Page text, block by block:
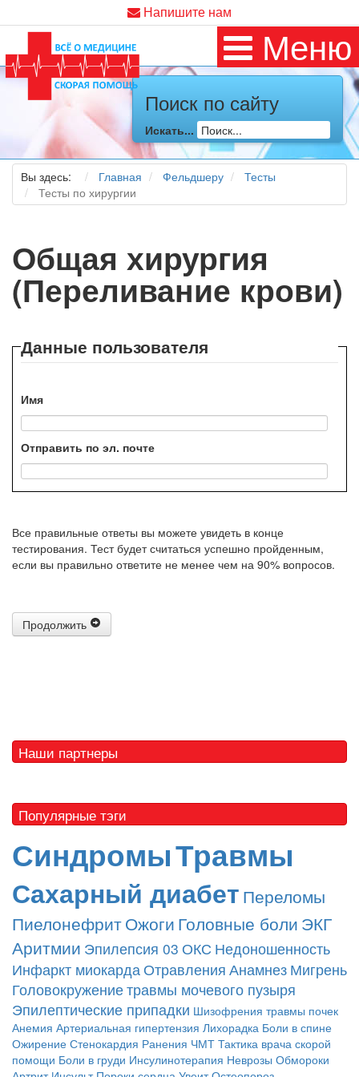
Напишите нам
Меню
Поиск по сайту
Искать...
Вы здесь: Главная Фельдшеру
Тесты
Тесты по хирургии
Общая хирургия
(Переливание крови)
Данные пользователя
Имя
Отправить по эл. почте
Все правильные ответы вы можете увидеть в конце
тестирования. Тест будет считаться успешно пройденным,
если вы правильно ответите не менее чем на 90% вопросов.
Продолжить
Наши партнеры
Популярные тэги
СиндромыТравмы
Сахарный диабет Переломы
ПиелонефритОжоги Головные боли ЭКГ
Аритмии Эпилепсия 03 ОКС Недоношенность
Инфаркт миокарда Отравления Анамнез Мигрень
Головокружениетравмы мочевого пузыря
Эпилептические припадки Шизофрения травмы почек
Анемия Артериальная гипертензия Лихорадка Боли в спине
Ожирение Стенокардия Ранения ЧМТ Тактика врача скорой
помощи Боли в груди Инсулинотерапия Неврозы Обмороки